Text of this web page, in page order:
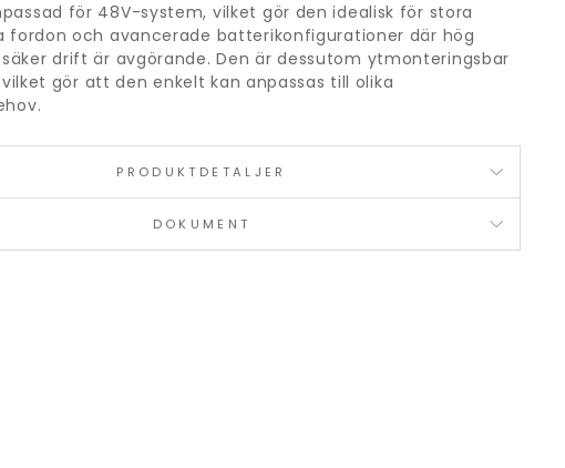
för 48V-system, vilket gör den idealisk för stora
fordon och avancerade batterikonfigurationer där hög
drift är avgörande. Den är dessutom ytmonteringsbar
gör att den enkelt kan anpassas till olika
PRODUKTDETALJER
DOKUMENT